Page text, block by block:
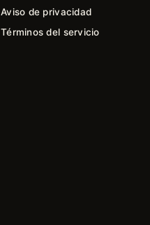
Aviso de privacidad
Términos del servicio